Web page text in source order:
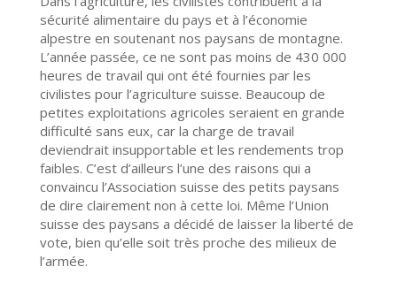
sécurité alimentaire du pays et à l’économie
alpestre en soutenant nos paysans de montagne.
L’année passée, ce ne sont pas moins de 430 000
heures de travail qui ont été fournies par les
civilistes pour l’agriculture suisse. Beaucoup de
petites exploitations agricoles seraient en grande
difficulté sans eux, car la charge de travail
deviendrait insupportable et les rendements trop
faibles. C’est d’ailleurs l’une des raisons qui a
convaincu l’Association suisse des petits paysans
de dire clairement non à cette loi. Même l’Union
suisse des paysans a décidé de laisser la liberté de
vote, bien qu’elle soit très proche des milieux de
l’armée.